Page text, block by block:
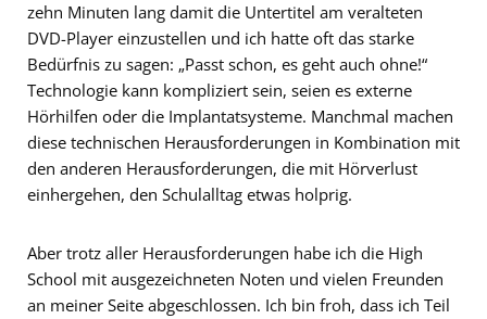
zehn Minuten lang damit die Untertitel am veralteten
DVD-Player einzustellen und ich hatte oft das starke
Bedürfnis zu sagen: „Passt schon, es geht auch ohne!“
Technologie kann kompliziert sein, seien es externe
Hörhilfen oder die Implantatsysteme. Manchmal machen
diese technischen Herausforderungen in Kombination mit
den anderen Herausforderungen, die mit Hörverlust
einhergehen, den Schulalltag etwas holprig.
Aber trotz aller Herausforderungen habe ich die High
School mit ausgezeichneten Noten und vielen Freunden
an meiner Seite abgeschlossen. Ich bin froh, dass ich Teil